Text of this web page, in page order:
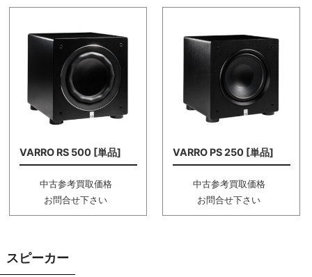
VARRO RS 500 [単品]
中古参考買取価格
お問合せ下さい
VARRO PS 250 [単品]
中古参考買取価格
お問合せ下さい
スピーカー